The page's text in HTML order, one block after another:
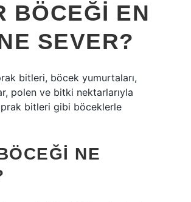
BÖCEĞI EN
SEVER?
bitleri, böcek yumurtaları,
polen ve bitki nektarlarıyla
bitleri gibi böceklerle
NE